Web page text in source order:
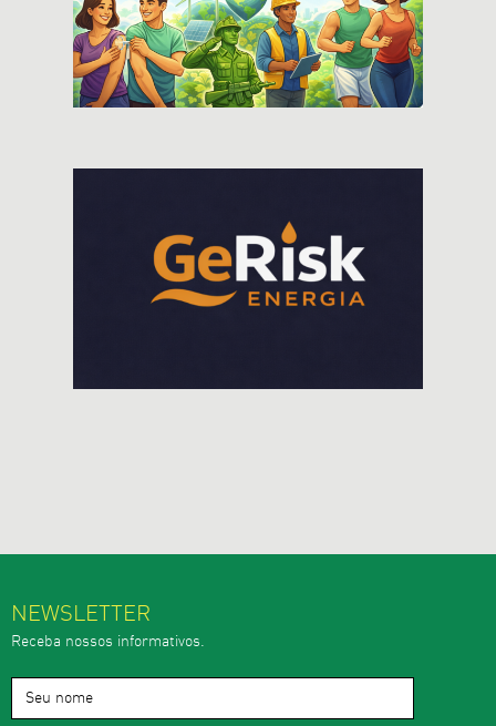
NEWSLETTER
Receba nossos informativos.